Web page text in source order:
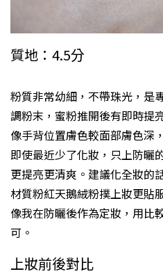
質地：4.5分
粉質非常幼細，不帶珠光，是
調粉末，蜜粉推開後有即時提
像手背位置膚色較面部膚色深
即使最近少了化妝，只上防曬
更提亮更清爽。建議化全妝的
材質粉紅天鵝絨粉撲上妝更貼
像我在防曬後作為定妝，用比
可。
上妝前後對比